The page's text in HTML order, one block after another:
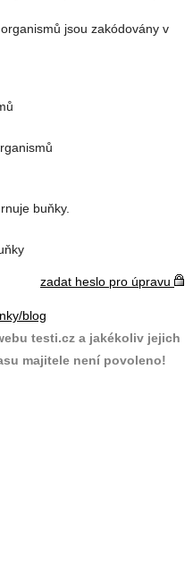
jsou zakódovány v
buňky.
zadat heslo pro úpravu
blog
testi.cz a jakékoliv jejich
majitele není povoleno!